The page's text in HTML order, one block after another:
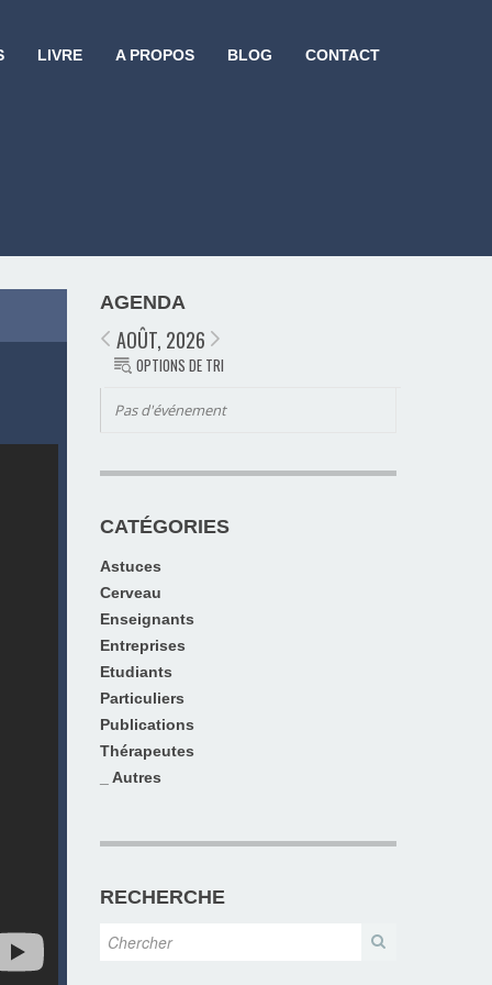
LIVRE A PROPOS BLOG CONTACT
AGENDA
AOÛT, 2026
OPTIONS DE TRI
Pas d'événement
CATÉGORIES
Astuces
Cerveau
Enseignants
Entreprises
Etudiants
Particuliers
Publications
Thérapeutes
_ Autres
RECHERCHE